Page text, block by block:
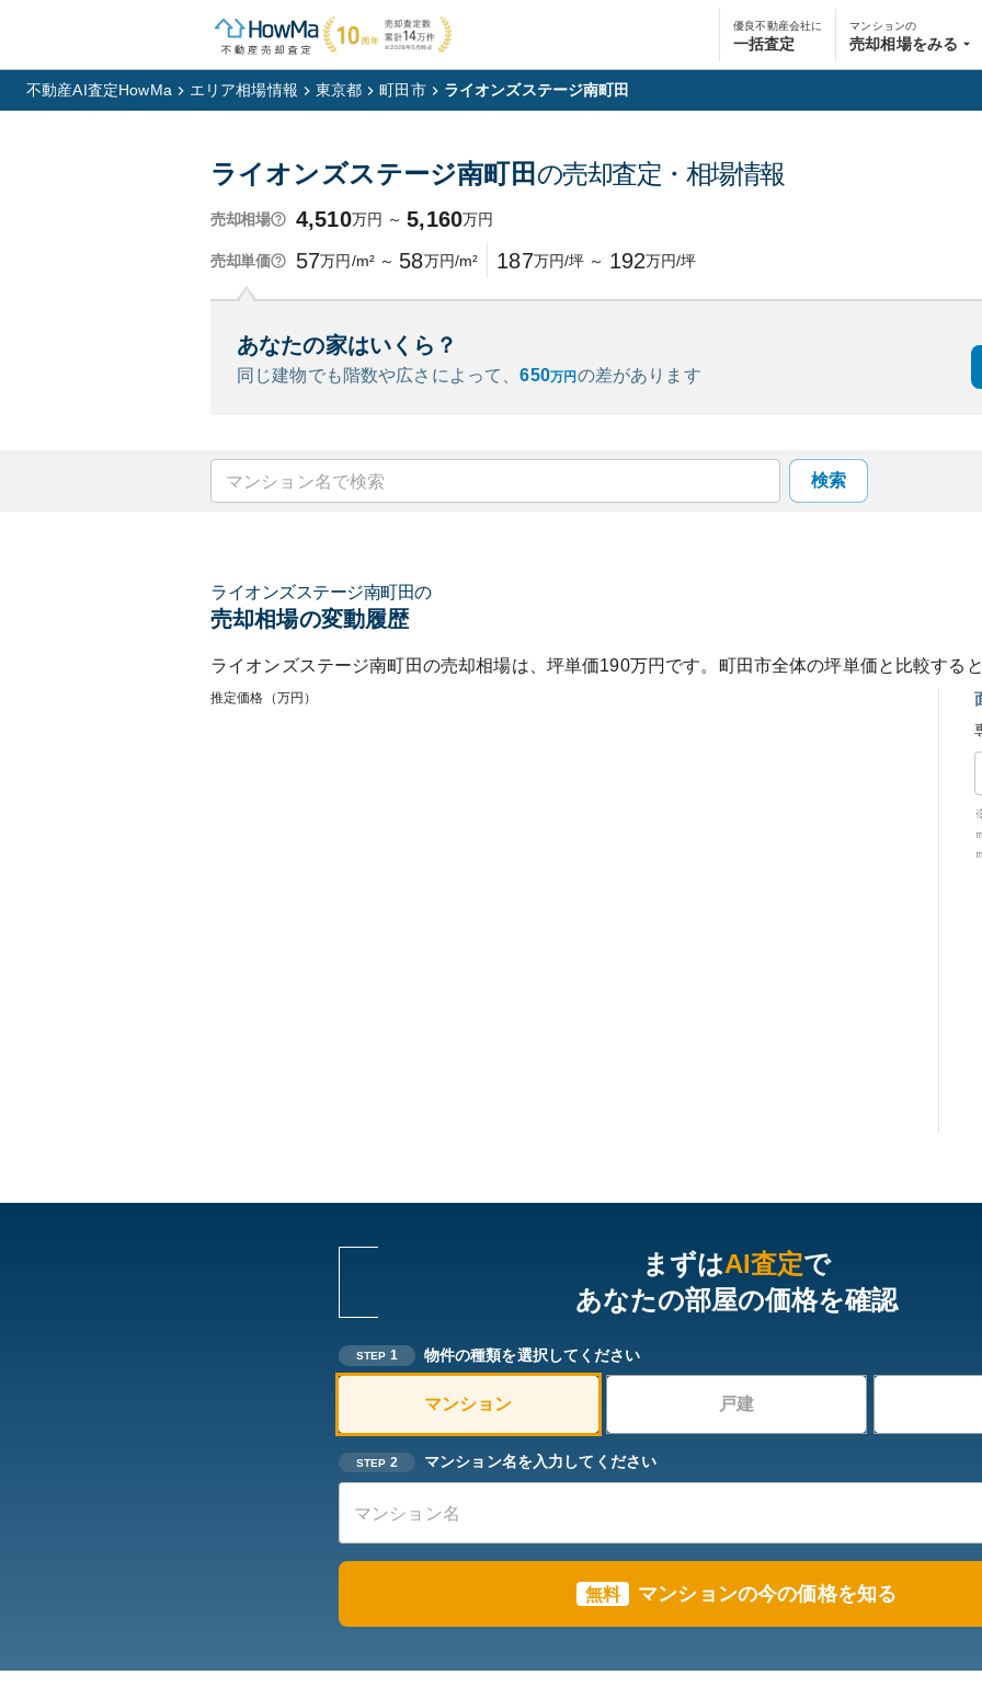
優良不動産会社に
一括査定
マンションの
売却相場をみる
不動産AI査定HowMa エリア相場情報 東京都 町田市 ライオンズステージ南町田
ライオンズステージ南町田 の売却査定・相場情報
売却相場 4,510万円 ～ 5,160万円
売却単価 57万円/m² ～ 58万円/m² 187万円/坪 ～ 192万円/坪
あなたの家はいくら？
同じ建物でも階数や広さによって、650万円 の差があります
検索
ライオンズステージ南町田の
売却相場の変動履歴
ライオンズステージ南町田の売却相場は、坪単価190万円です。 町田市全体の坪単価と比較する
推定価格（万円）
まずはAI査定で
あなたの部屋の価格を確認
STEP 1 物件の種類を選択してください
マンション 戸建
STEP 2 マンション名を入力してください
無料 マンションの今の価格を知る